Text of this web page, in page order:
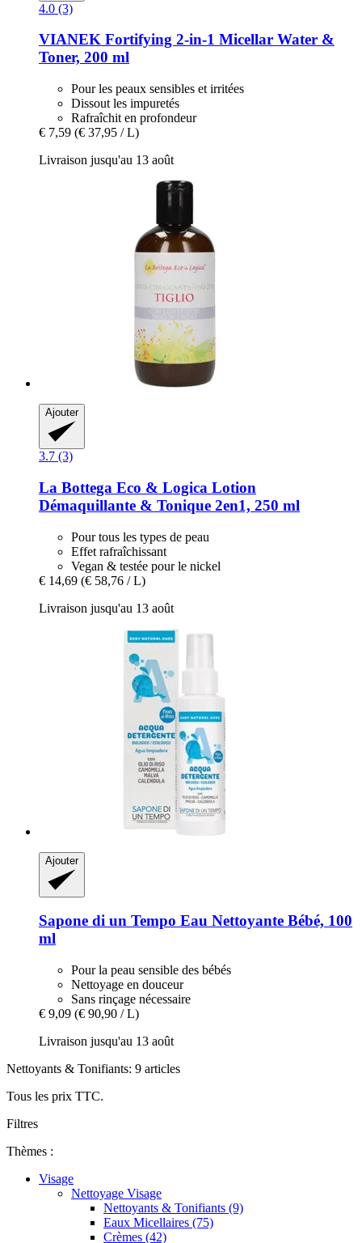
4.0 (3)
VIANEK Fortifying 2-​in-​1 Micellar Water &
Toner, 200 ml
Pour les peaux sensibles et irritées
Dissout les impuretés
Rafraîchit en profondeur
€ 7,59 (€ 37,95 / L)
Livraison jusqu'au 13 août
Ajouter
3.7 (3)
La Bottega Eco & Logica Lotion
Démaquillante & Tonique 2en1, 250 ml
Pour tous les types de peau
Effet rafraîchissant
Vegan & testée pour le nickel
€ 14,69 (€ 58,76 / L)
Livraison jusqu'au 13 août
Ajouter
Sapone di un Tempo Eau Nettoyante Bébé, 100
ml
Pour la peau sensible des bébés
Nettoyage en douceur
Sans rinçage nécessaire
€ 9,09 (€ 90,90 / L)
Livraison jusqu'au 13 août
Nettoyants & Tonifiants: 9 articles
Tous les prix TTC.
Filtres
Thèmes :
Visage
Nettoyage Visage
Nettoyants & Tonifiants (9)
Eaux Micellaires (75)
Crèmes (42)